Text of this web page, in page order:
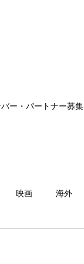
ー・パートナー募集
映画 海外